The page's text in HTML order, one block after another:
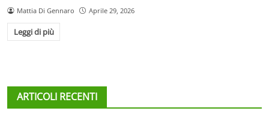
Mattia Di Gennaro Aprile 29, 2026
Leggi di più
ARTICOLI RECENTI